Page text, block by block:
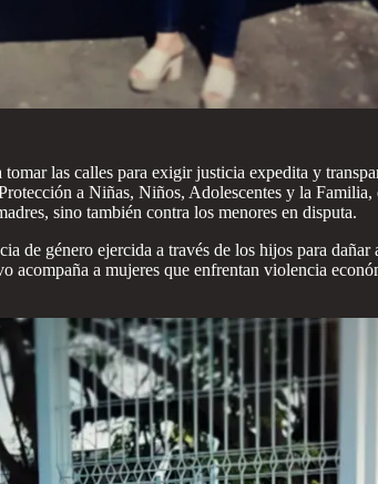
las calles para exigir justicia expedita y
a Niñas, Niños, Adolescentes y la
sino también contra los menores en disputa.
género ejercida a través de los hijos para
a mujeres que enfrentan violencia